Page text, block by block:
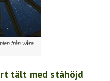
från våra
tält med ståhöjd